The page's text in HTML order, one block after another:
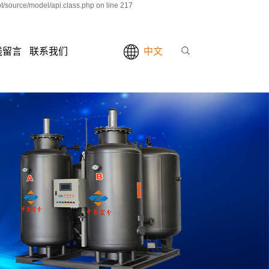
source/model/api.class.php on line 217
留言 联系我们 中文